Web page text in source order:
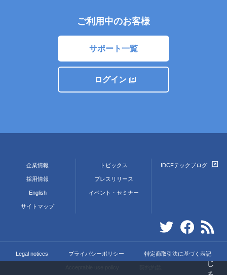
ご利用中のお客様
サポート一覧
ログイン
企業情報
採用情報
English
サイトマップ
トピックス
プレスリリース
イベント・セミナー
IDCFテックブログ
Legal notices プライバシーポリシー 特定商取引法に基づく表記